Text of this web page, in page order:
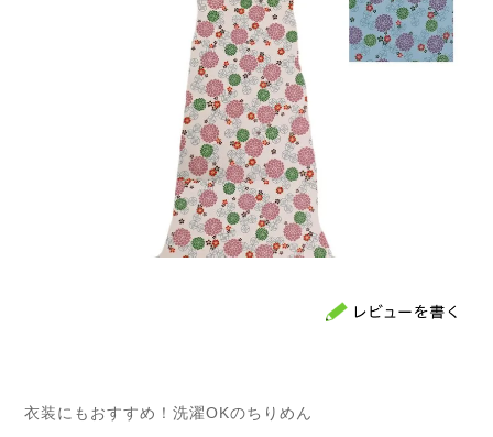
衣装にもおすすめ！洗濯OKのちりめん